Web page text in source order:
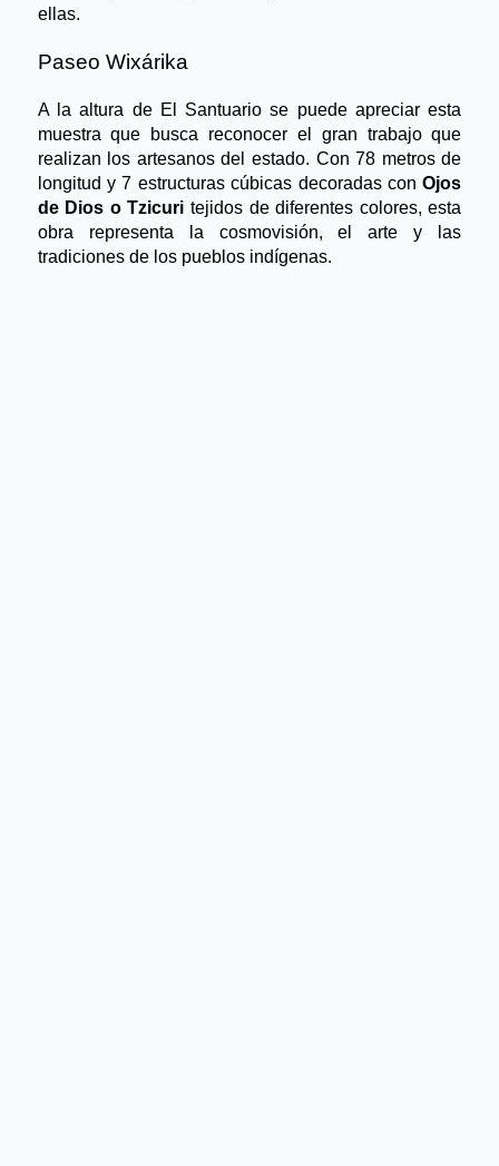
ellas.
Paseo Wixárika
A la altura de El Santuario se puede apreciar esta
muestra que busca reconocer el gran trabajo que
realizan los artesanos del estado. Con 78 metros de
longitud y 7 estructuras cúbicas decoradas con Ojos
de Dios o Tzicuri tejidos de diferentes colores, esta
obra representa la cosmovisión, el arte y las
tradiciones de los pueblos indígenas.